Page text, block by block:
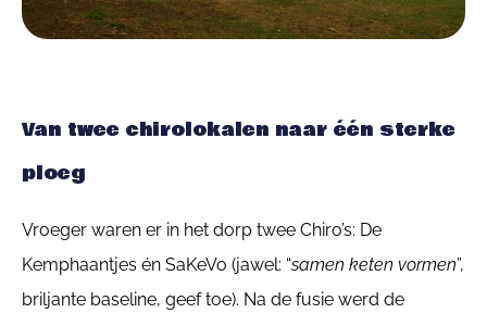
Van twee chirolokalen naar één sterke
ploeg
Vroeger waren er in het dorp twee Chiro’s: De
Kemphaantjes én SaKeVo (jawel: “samen keten vormen”,
briljante baseline, geef toe). Na de fusie werd de